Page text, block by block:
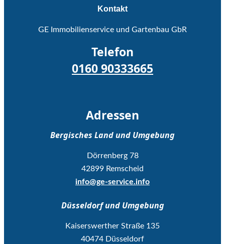
Kontakt
GE Immobilienservice und Gartenbau GbR
Telefon
0160 90333665
Adressen
Bergisches Land und Umgebung
Dörrenberg 78
42899 Remscheid
info@ge-service.info
Düsseldorf und Umgebung
Kaiserswerther Straße 135
40474 Düsseldorf